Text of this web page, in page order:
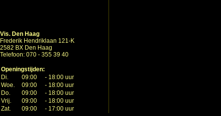
Vis. Den Haag
Frederik Hendriklaan 121-K
2582 BX Den Haag
Telefoon: 070 - 355 39 40
Openingstijden:
Di.
09:00 - 18:00 uur
Woe.
09:00 - 18:00 uur
Do.
09:00 - 18:00 uur
Vrij.
09:00 - 18:00 uur
Zat.
09:00 - 17:00 uur